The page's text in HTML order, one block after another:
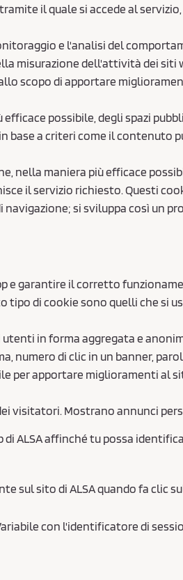
il quale si accede al
e l'analisi del
misurazione dell'attività dei siti
scopo di apportare
possibile, degli spazi
a criteri come il contenuto
nella maniera più efficace
il servizio richiesto. Questi
si sviluppa così un
garantire il corretto
di cookie sono quelli che si
in forma aggregata e
numero di clic in un banner,
per apportare miglioramenti al
visitatori. Mostrano annunci
ALSA affinché tu possa
sul sito di ALSA quando fa clic
con l'identificatore di